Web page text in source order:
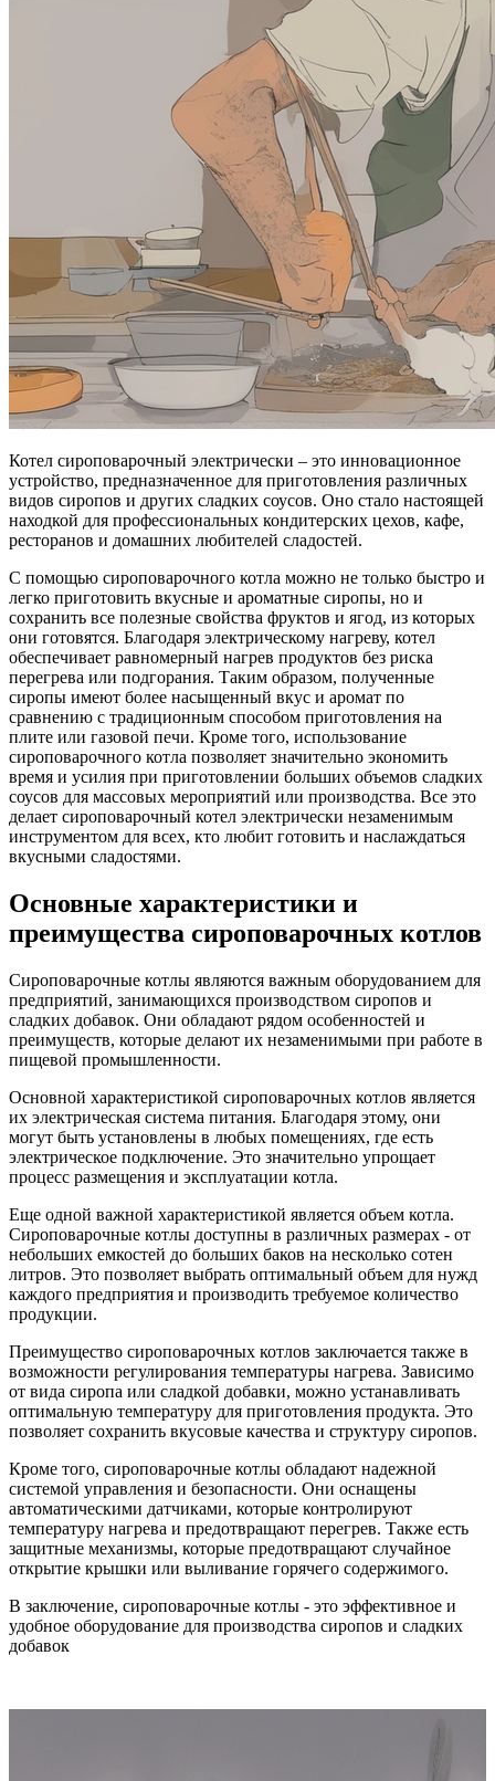
Котел сироповарочный электрически – это инновационное
устройство, предназначенное для приготовления различных
видов сиропов и других сладких соусов. Оно стало настоящей
находкой для профессиональных кондитерских цехов, кафе,
ресторанов и домашних любителей сладостей.
С помощью сироповарочного котла можно не только быстро и
легко приготовить вкусные и ароматные сиропы, но и
сохранить все полезные свойства фруктов и ягод, из которых
они готовятся. Благодаря электрическому нагреву, котел
обеспечивает равномерный нагрев продуктов без риска
перегрева или подгорания. Таким образом, полученные
сиропы имеют более насыщенный вкус и аромат по
сравнению с традиционным способом приготовления на
плите или газовой печи. Кроме того, использование
сироповарочного котла позволяет значительно экономить
время и усилия при приготовлении больших объемов сладких
соусов для массовых мероприятий или производства. Все это
делает сироповарочный котел электрически незаменимым
инструментом для всех, кто любит готовить и наслаждаться
вкусными сладостями.
Основные характеристики и
преимущества сироповарочных котлов
Сироповарочные котлы являются важным оборудованием для
предприятий, занимающихся производством сиропов и
сладких добавок. Они обладают рядом особенностей и
преимуществ, которые делают их незаменимыми при работе в
пищевой промышленности.
Основной характеристикой сироповарочных котлов является
их электрическая система питания. Благодаря этому, они
могут быть установлены в любых помещениях, где есть
электрическое подключение. Это значительно упрощает
процесс размещения и эксплуатации котла.
Еще одной важной характеристикой является объем котла.
Сироповарочные котлы доступны в различных размерах - от
небольших емкостей до больших баков на несколько сотен
литров. Это позволяет выбрать оптимальный объем для нужд
каждого предприятия и производить требуемое количество
продукции.
Преимущество сироповарочных котлов заключается также в
возможности регулирования температуры нагрева. Зависимо
от вида сиропа или сладкой добавки, можно устанавливать
оптимальную температуру для приготовления продукта. Это
позволяет сохранить вкусовые качества и структуру сиропов.
Кроме того, сироповарочные котлы обладают надежной
системой управления и безопасности. Они оснащены
автоматическими датчиками, которые контролируют
температуру нагрева и предотвращают перегрев. Также есть
защитные механизмы, которые предотвращают случайное
открытие крышки или выливание горячего содержимого.
В заключение, сироповарочные котлы - это эффективное и
удобное оборудование для производства сиропов и сладких
добавок